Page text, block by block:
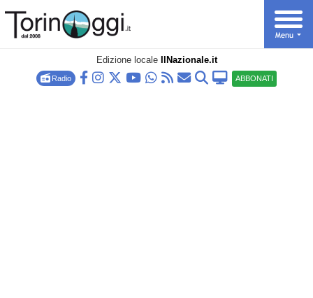
Edizione locale IlNazionale.it
Radio ABBONATI